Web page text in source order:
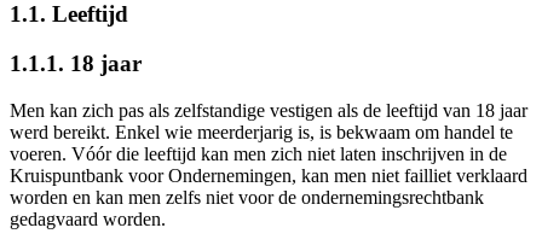
1.1. Leeftijd
1.1.1. 18 jaar
Men kan zich pas als zelfstandige vestigen als de leeftijd van 18 jaar
werd bereikt. Enkel wie meerderjarig is, is bekwaam om handel te
voeren. Vóór die leeftijd kan men zich niet laten inschrijven in de
Kruispuntbank voor Ondernemingen, kan men niet failliet verklaard
worden en kan men zelfs niet voor de ondernemingsrechtbank
gedagvaard worden.